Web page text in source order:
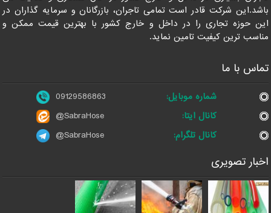
باشد.این شرکت قادر است تمامی تاجران، بازرگانان و سرمایه گذاران در
این حوزه تجاری را در داخل و خارج کشور با بهترین قیمت ممکن و
مناسب ترین کیفیت تامین نماید.
تماس با ما
شماره موبایل:
09129586863
کانال ایتا:
@SabraHose
کانال تلگرام:
@SabraHose
اخبار تصویری